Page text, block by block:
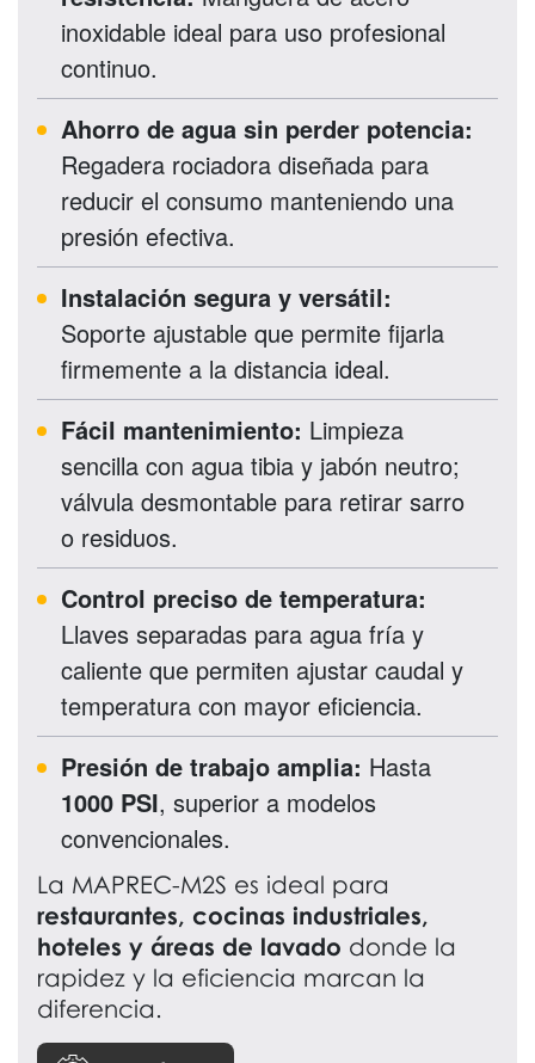
inoxidable ideal para uso profesional
continuo.
Ahorro de agua sin perder potencia:
Regadera rociadora diseñada para
reducir el consumo manteniendo una
presión efectiva.
Instalación segura y versátil:
Soporte ajustable que permite fijarla
firmemente a la distancia ideal.
Fácil mantenimiento: Limpieza
sencilla con agua tibia y jabón neutro;
válvula desmontable para retirar sarro
o residuos.
Control preciso de temperatura:
Llaves separadas para agua fría y
caliente que permiten ajustar caudal y
temperatura con mayor eficiencia.
Presión de trabajo amplia: Hasta
1000 PSI, superior a modelos
convencionales.
La MAPREC-M2S es ideal para
restaurantes, cocinas industriales,
hoteles y áreas de lavado donde la
rapidez y la eficiencia marcan la
diferencia.